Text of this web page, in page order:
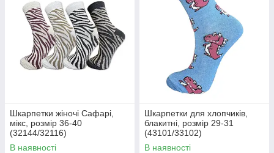
Шкарпетки жіночі Сафарі,
мікс, розмір 36-40
(32144/32116)
В наявності
Шкарпетки для хлопчиків,
блакитні, розмір 29-31
(43101/33102)
В наявності